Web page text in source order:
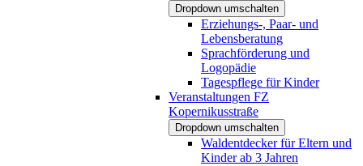
Dropdown umschalten
Erziehungs-, Paar- und
Lebensberatung
Sprachförderung und
Logopädie
Tagespflege für Kinder
Veranstaltungen FZ
Kopernikusstraße
Dropdown umschalten
Waldentdecker für Eltern und
Kinder ab 3 Jahren